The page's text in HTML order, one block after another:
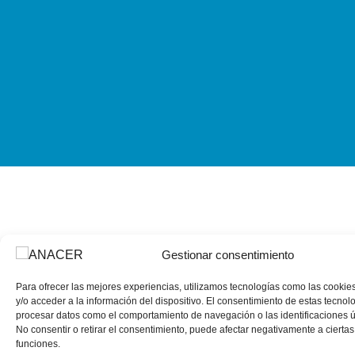
Gestionar consentimiento
Para ofrecer las mejores experiencias, utilizamos tecnologías como las
y/o acceder a la información del dispositivo. El consentimiento de estas
procesar datos como el comportamiento de navegación o las identificaciones
No consentir o retirar el consentimiento, puede afectar negativamente a
funciones.